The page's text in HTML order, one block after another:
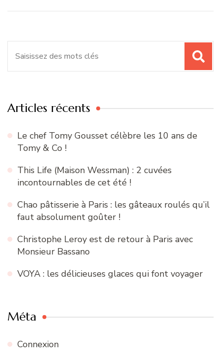
Articles récents
Le chef Tomy Gousset célèbre les 10 ans de
Tomy & Co !
This Life (Maison Wessman) : 2 cuvées
incontournables de cet été !
Chao pâtisserie à Paris : les gâteaux roulés qu’il
faut absolument goûter !
Christophe Leroy est de retour à Paris avec
Monsieur Bassano
VOYA : les délicieuses glaces qui font voyager
Méta
Connexion